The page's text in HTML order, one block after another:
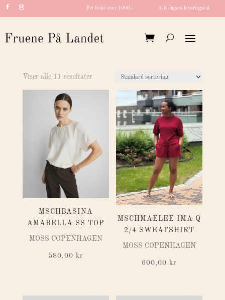
Fri frakt over 1000,- 1-5 dagers leveringstid
Viser alle 11 resultater
MSCHBASINA
AMABELLA SS TOP
MOSS COPENHAGEN
580,00 kr
MSCHMAELEE IMA Q
2/4 SWEATSHIRT
MOSS COPENHAGEN
600,00 kr